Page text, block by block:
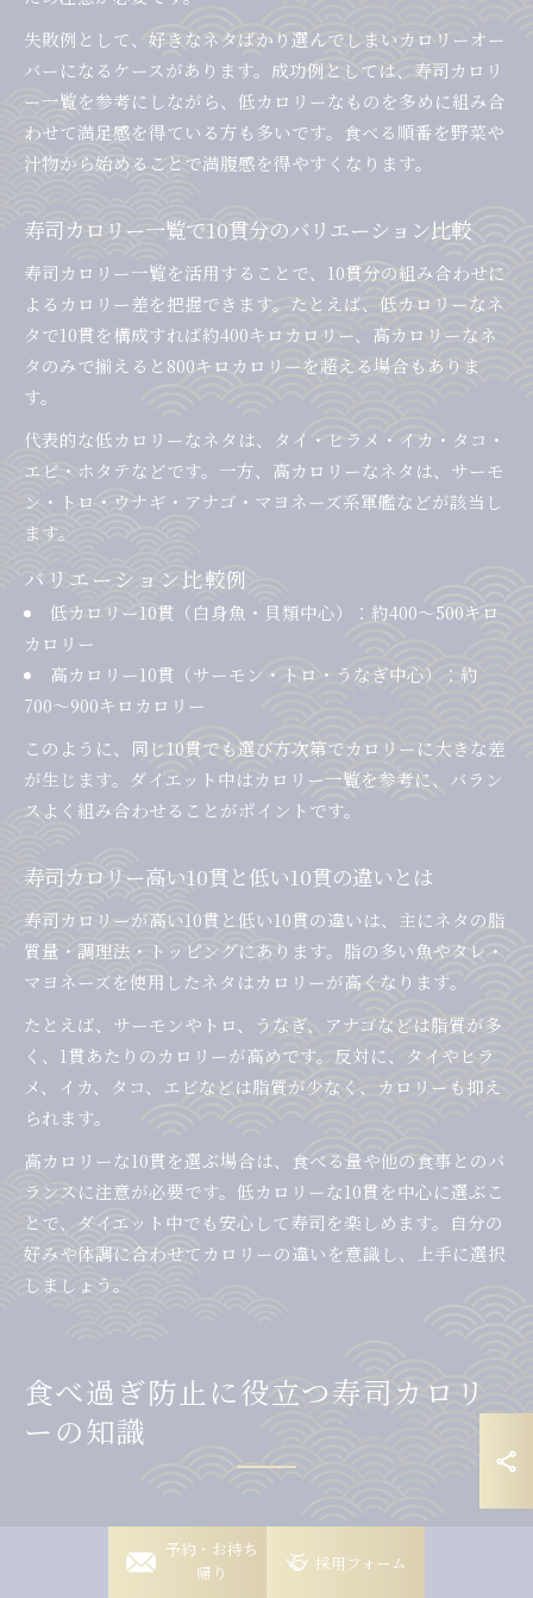
失敗例として、好きなネタばかり選んでしまいカロリーオー
バーになるケースがあります。成功例としては、寿司カロリ
ー一覧を参考にしながら、低カロリーなものを多めに組み合
わせて満足感を得ている方も多いです。食べる順番を野菜や
汁物から始めることで満腹感を得やすくなります。
寿司カロリー一覧で10貫分のバリエーション比較
寿司カロリー一覧を活用することで、10貫分の組み合わせに
よるカロリー差を把握できます。たとえば、低カロリーなネ
タで10貫を構成すれば約400キロカロリー、高カロリーなネ
タのみで揃えると800キロカロリーを超える場合もありま
す。
代表的な低カロリーなネタは、タイ・ヒラメ・イカ・タコ・
エビ・ホタテなどです。一方、高カロリーなネタは、サーモ
ン・トロ・ウナギ・アナゴ・マヨネーズ系軍艦などが該当し
ます。
バリエーション比較例
低カロリー10貫（白身魚・貝類中心）：約400〜500キロ
カロリー
高カロリー10貫（サーモン・トロ・うなぎ中心）：約
700〜900キロカロリー
このように、同じ10貫でも選び方次第でカロリーに大きな差
が生じます。ダイエット中はカロリー一覧を参考に、バラン
スよく組み合わせることがポイントです。
寿司カロリー高い10貫と低い10貫の違いとは
寿司カロリーが高い10貫と低い10貫の違いは、主にネタの脂
質量・調理法・トッピングにあります。脂の多い魚やタレ・
マヨネーズを使用したネタはカロリーが高くなります。
たとえば、サーモンやトロ、うなぎ、アナゴなどは脂質が多
く、1貫あたりのカロリーが高めです。反対に、タイやヒラ
メ、イカ、タコ、エビなどは脂質が少なく、カロリーも抑え
られます。
高カロリーな10貫を選ぶ場合は、食べる量や他の食事とのバ
ランスに注意が必要です。低カロリーな10貫を中心に選ぶこ
とで、ダイエット中でも安心して寿司を楽しめます。自分の
好みや体調に合わせてカロリーの違いを意識し、上手に選択
しましょう。
食べ過ぎ防止に役立つ寿司カロリ
ーの知識
寿司カロリーを知って食べ過ぎを防ぐコツ
寿司はヘルシーなイメージがありますが、一度に多く食べて
予約・お持ち
帰り
岡崎稲熊店
採用フォーム